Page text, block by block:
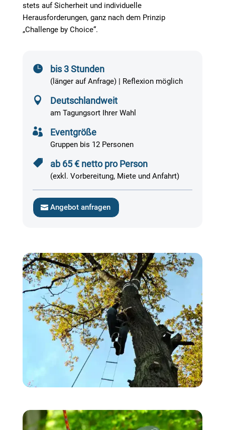
stets auf Sicherheit und individuelle
Herausforderungen, ganz nach dem Prinzip
„Challenge by Choice“.
 bis 3 Stunden
(länger auf Anfrage) | Reflexion möglich
 Deutschlandweit
am Tagungsort Ihrer Wahl
 Eventgröße
Gruppen bis 12 Personen
 ab 65 € netto pro Person
(exkl. Vorbereitung, Miete und Anfahrt)
Angebot anfragen